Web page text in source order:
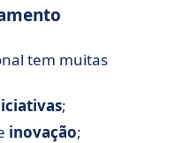
tem muitas
;
inovação;